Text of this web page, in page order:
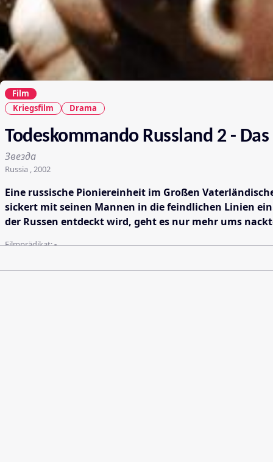
Film
Kriegsfilm
Drama
Todeskommando Russland 2 -
Звезда
Russia , 2002
Eine russische Pioniereinheit im Großen
sickert mit seinen Mannen in die feindlichen Linien
der Russen entdeckt wird, geht es nur mehr ums
Filmprädikat:-